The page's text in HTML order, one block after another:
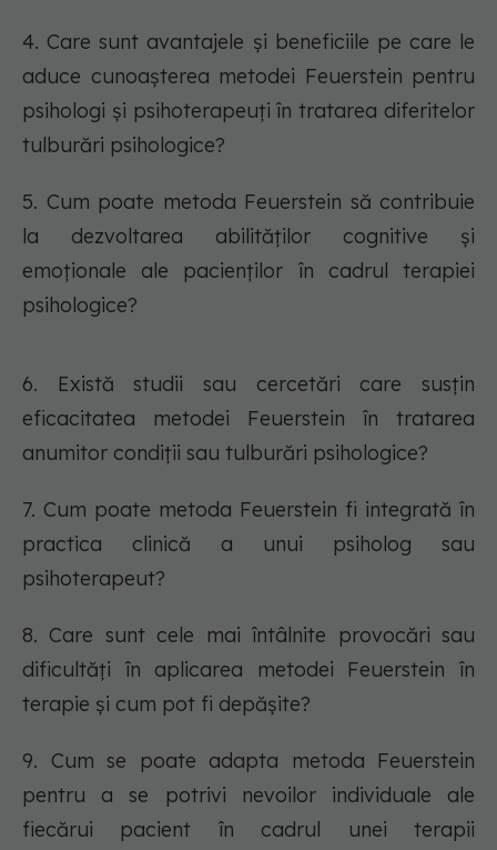
4. Care sunt avantajele și beneficiile pe care le
aduce cunoașterea metodei Feuerstein pentru
psihologi și psihoterapeuți în tratarea diferitelor
tulburări psihologice?
5. Cum poate metoda Feuerstein să contribuie
la dezvoltarea abilităților cognitive și
emoționale ale pacienților în cadrul terapiei
psihologice?
6. Există studii sau cercetări care susțin
eficacitatea metodei Feuerstein în tratarea
anumitor condiții sau tulburări psihologice?
7. Cum poate metoda Feuerstein fi integrată în
practica clinică a unui psiholog sau
psihoterapeut?
8. Care sunt cele mai întâlnite provocări sau
dificultăți în aplicarea metodei Feuerstein în
terapie și cum pot fi depășite?
9. Cum se poate adapta metoda Feuerstein
pentru a se potrivi nevoilor individuale ale
fiecărui pacient în cadrul unei terapii